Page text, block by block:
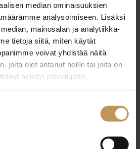
median ominaisuuksien
analysoimiseen. Lisäksi
mainosalan ja analytiikka-
tietoja siitä, miten käytät
voivat yhdistää näitä
joita olet antanut heille tai joita on
heidän palvelujaan.